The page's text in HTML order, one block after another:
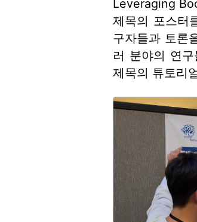
Leveraging
제목의 포스터
구자들과 토론
러 분야의 연
제목의 튜토리